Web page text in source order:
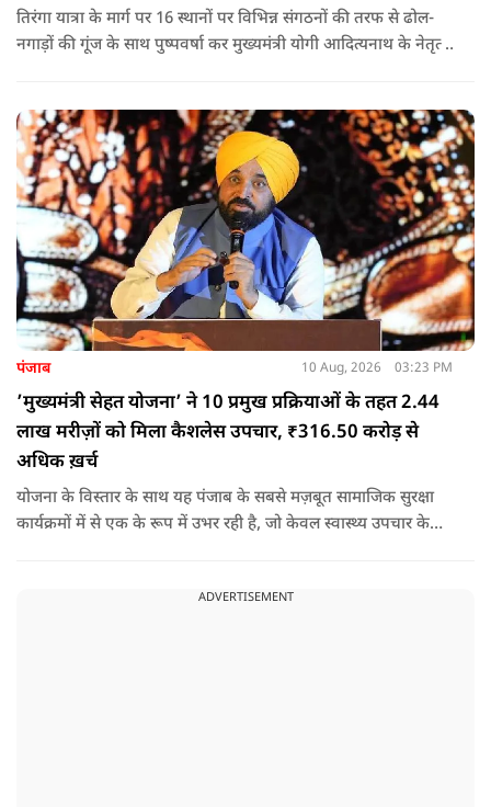
तिरंगा यात्रा के मार्ग पर 16 स्थानों पर विभिन्न संगठनों की तरफ से ढोल-
नगाड़ों की गूंज के साथ पुष्पवर्षा कर मुख्यमंत्री योगी आदित्यनाथ के नेतृत्व
पंजाब 10 Aug, 2026 03:23 PM
’मुख्यमंत्री सेहत योजना’ ने 10 प्रमुख प्रक्रियाओं के तहत 2.44
लाख मरीज़ों को मिला कैशलेस उपचार, ₹316.50 करोड़ से
अधिक ख़र्च
योजना के विस्तार के साथ यह पंजाब के सबसे मज़बूत सामाजिक सुरक्षा
कार्यक्रमों में से एक के रूप में उभर रही है, जो केवल स्वास्थ्य उपचार के
ADVERTISEMENT